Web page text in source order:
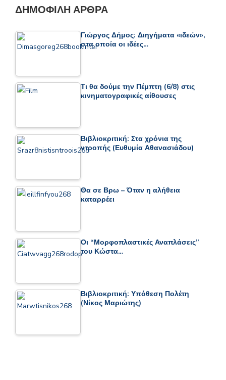
ΔΗΜΟΦΙΛΉ ΆΡΘΡΑ
Γιώργος Δήμος: Διηγήματα «ιδεών»,
στα οποία οι ιδέες…
Τι θα δούμε την Πέμπτη (6/8) στις
κινηματογραφικές αίθουσες
Βιβλιοκριτική: Στα χρόνια της
ντροπής (Ευθυμία Αθανασιάδου)
Θα σε Βρω – Όταν η αλήθεια
καταρρέει
Οι “Μορφοπλαστικές Αναπλάσεις”
του Κώστα…
Βιβλιοκριτική: Υπόθεση Πολέτη
(Νίκος Μαριώτης)